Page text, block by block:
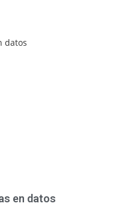
en datos